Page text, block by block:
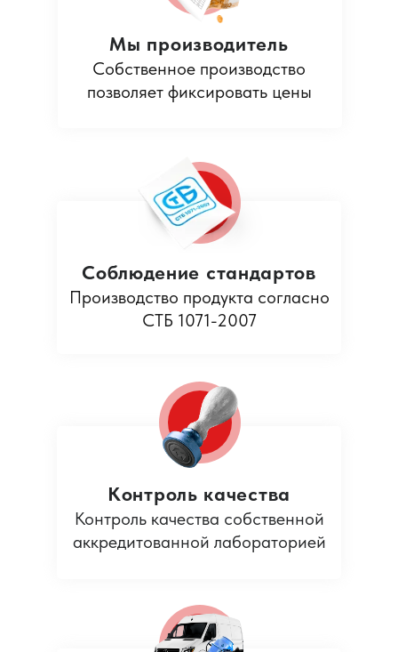
Соблюдение стандартов
Производство продукта согласно
СТБ 1071-2007
Мы производитель
Собственное производство
позволяет фиксировать цены
Контроль качества
Контроль качества собственной
аккредитованной лабораторией